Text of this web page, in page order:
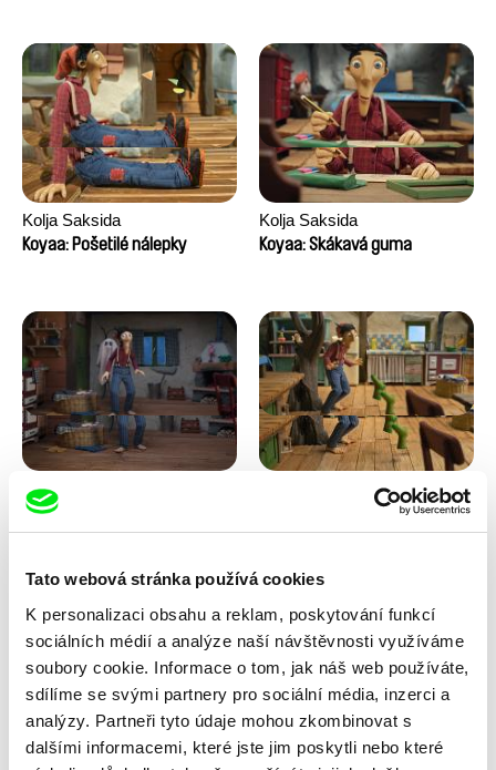
Tato webová stránka používá cookies
K personalizaci obsahu a reklam, poskytování funkcí
sociálních médií a analýze naší návštěvnosti využíváme
soubory cookie. Informace o tom, jak náš web používáte,
sdílíme se svými partnery pro sociální média, inzerci a
analýzy. Partneři tyto údaje mohou zkombinovat s
dalšími informacemi, které jste jim poskytli nebo které
Kolja Saksida
Koyaa: Pošetilé nálepky
Kolja Saksida
Koyaa: Skákavá guma
Kolja Saksida
Koyaa: Strašidelná deka
Koyaa: Tancující ponožky
Kolja Saksida Maya Tiberman